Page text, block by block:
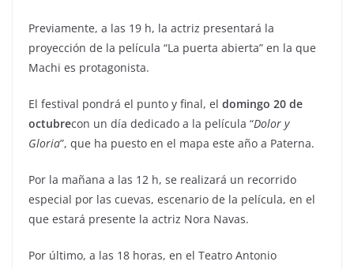
Previamente, a las 19 h, la actriz presentará la
proyección de la película “La puerta abierta” en la que
Machi es protagonista.
El festival pondrá el punto y final, el domingo 20 de
octubrecon un día dedicado a la película “Dolor y
Gloria”, que ha puesto en el mapa este año a Paterna.
Por la mañana a las 12 h, se realizará un recorrido
especial por las cuevas, escenario de la película, en el
que estará presente la actriz Nora Navas.
Por último, a las 18 horas, en el Teatro Antonio